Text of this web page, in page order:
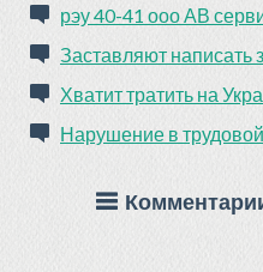
рэу 40-41 ооо АВ
Заставляют написать
Хватит тратить на
Нарушение в